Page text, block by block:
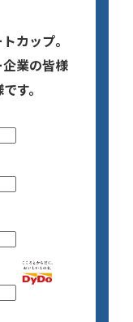
カップ。
業の皆様
す。